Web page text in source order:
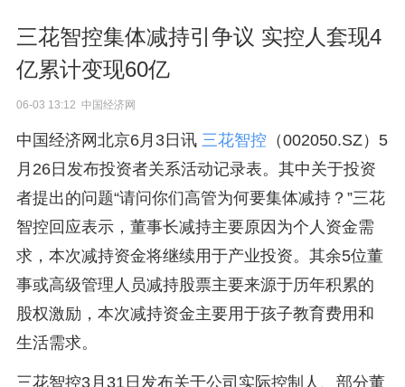
三花智控集体减持引争议 实控人套现4
亿累计变现60亿
06-03 13:12 中国经济网
中国经济网北京6月3日讯 三花智控 （002050.SZ）5
月26日发布投资者关系活动记录表。其中关于投资
者提出的问题“请问你们高管为何要集体减持？”三花
智控回应表示，董事长减持主要原因为个人资金需
求，本次减持资金将继续用于产业投资。其余5位董
事或高级管理人员减持股票主要来源于历年积累的
股权激励，本次减持资金主要用于孩子教育费用和
生活需求。
三花智控3月31日发布关于公司实际控制人、部分董